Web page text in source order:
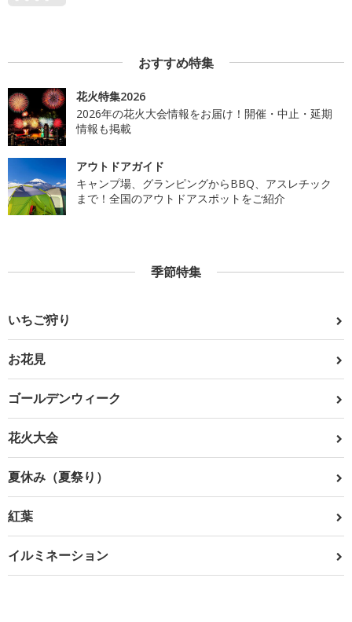
おすすめ特集
花火特集2026
2026年の花火大会情報をお届け！開催・中止・延期
情報も掲載
アウトドアガイド
キャンプ場、グランピングからBBQ、アスレチック
まで！全国のアウトドアスポットをご紹介
季節特集
いちご狩り
お花見
ゴールデンウィーク
花火大会
夏休み（夏祭り）
紅葉
イルミネーション